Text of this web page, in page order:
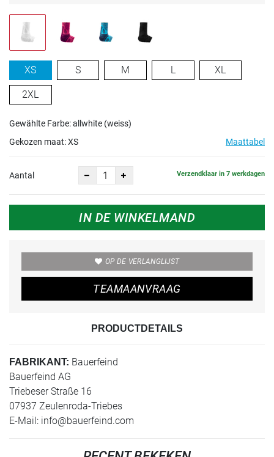
XS S M L XL
2XL
Gewählte Farbe: allwhite (weiss)
Gekozen maat:XS Maattabel
Aantal Verzendklaar in 7 werkdagen
IN DE WINKELMAND
OP DE VERLANGLIJST
TEAMAANVRAAG
PRODUCTDETAILS
FABRIKANT: Bauerfeind
Bauerfeind AG
Triebeser Straße 16
07937 Zeulenroda-Triebes
E-Mail: info@bauerfeind.com